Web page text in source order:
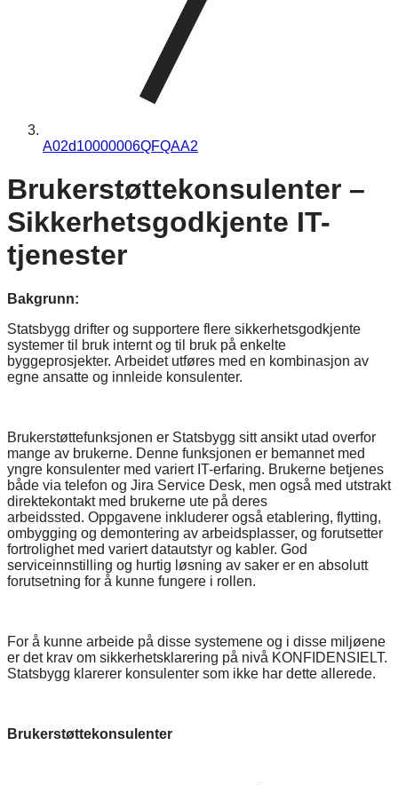
A02d10000006QFQAA2
Brukerstøttekonsulenter –
Sikkerhetsgodkjente IT-
tjenester
Bakgrunn:
Statsbygg drifter og supportere flere sikkerhetsgodkjente
systemer til bruk internt og til bruk på enkelte
byggeprosjekter. Arbeidet utføres med en kombinasjon av
egne ansatte og innleide konsulenter.
Brukerstøttefunksjonen er Statsbygg sitt ansikt utad overfor
mange av brukerne. Denne funksjonen er bemannet med
yngre konsulenter med variert IT-erfaring. Brukerne betjenes
både via telefon og Jira Service Desk, men også med utstrakt
direktekontakt med brukerne ute på deres
arbeidssted. Oppgavene inkluderer også etablering, flytting,
ombygging og demontering av arbeidsplasser, og forutsetter
fortrolighet med variert datautstyr og kabler. God
serviceinnstilling og hurtig løsning av saker er en absolutt
forutsetning for å kunne fungere i rollen.
For å kunne arbeide på disse systemene og i disse miljøene
er det krav om sikkerhetsklarering på nivå KONFIDENSIELT.
Statsbygg klarerer konsulenter som ikke har dette allerede.
Brukerstøttekonsulenter